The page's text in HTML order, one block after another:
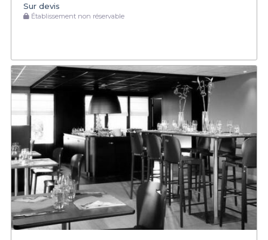
Sur devis
Établissement non réservable